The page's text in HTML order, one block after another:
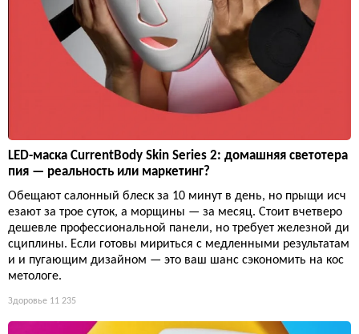
LED-маска CurrentBody Skin Series 2: домашняя светотера
пия — реальность или маркетинг?
Обещают салонный блеск за 10 минут в день, но прыщи исч
езают за трое суток, а морщины — за месяц. Стоит вчетверо
дешевле профессиональной панели, но требует железной ди
сциплины. Если готовы мириться с медленными результатам
и и пугающим дизайном — это ваш шанс сэкономить на кос
метологе.
Здоровье 11 235